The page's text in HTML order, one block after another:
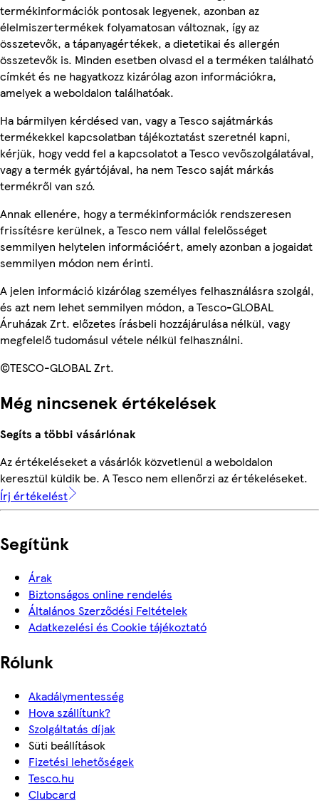
termékinformációk pontosak legyenek, azonban az
élelmiszertermékek folyamatosan változnak, így az
összetevők, a tápanyagértékek, a dietetikai és allergén
összetevők is. Minden esetben olvasd el a terméken található
címkét és ne hagyatkozz kizárólag azon információkra,
amelyek a weboldalon találhatóak.
Ha bármilyen kérdésed van, vagy a Tesco sajátmárkás
termékekkel kapcsolatban tájékoztatást szeretnél kapni,
kérjük, hogy vedd fel a kapcsolatot a Tesco vevőszolgálatával,
vagy a termék gyártójával, ha nem Tesco saját márkás
termékről van szó.
Annak ellenére, hogy a termékinformációk rendszeresen
frissítésre kerülnek, a Tesco nem vállal felelősséget
semmilyen helytelen információért, amely azonban a jogaidat
semmilyen módon nem érinti.
A jelen információ kizárólag személyes felhasználásra szolgál,
és azt nem lehet semmilyen módon, a Tesco-GLOBAL
Áruházak Zrt. előzetes írásbeli hozzájárulása nélkül, vagy
megfelelő tudomásul vétele nélkül felhasználni.
©TESCO-GLOBAL Zrt.
Még nincsenek értékelések
Segíts a többi vásárlónak
Az értékeléseket a vásárlók közvetlenül a weboldalon
keresztül küldik be. A Tesco nem ellenőrzi az értékeléseket.
Írj értékelést
Segítünk
Árak
Biztonságos online rendelés
Általános Szerződési Feltételek
Adatkezelési és Cookie tájékoztató
Rólunk
Akadálymentesség
Hova szállítunk?
Szolgáltatás díjak
Süti beállítások
Fizetési lehetőségek
Tesco.hu
Clubcard